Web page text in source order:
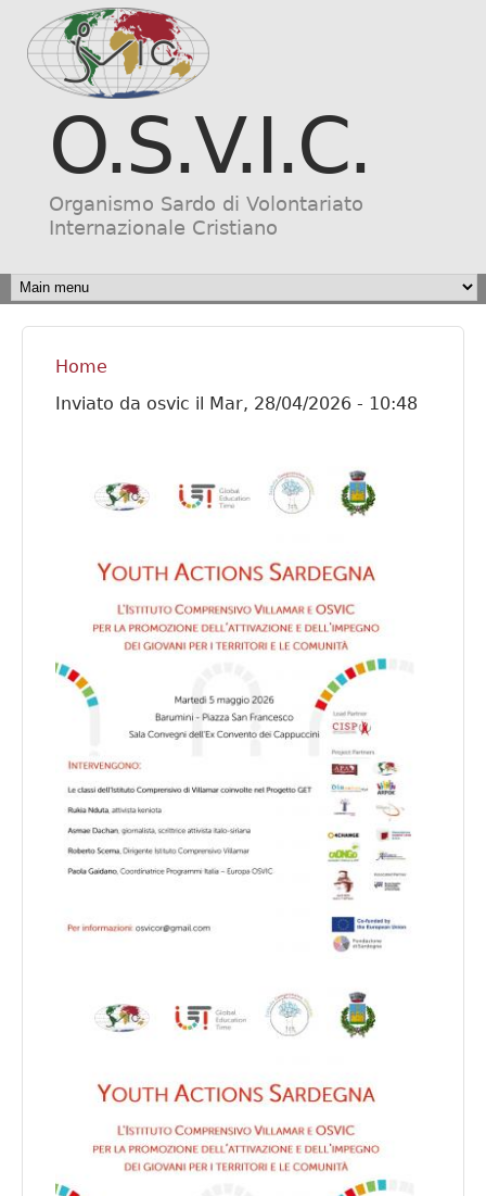
Salta al contenuto
principale
O.S.V.I.C.
Organismo Sardo di Volontariato
Internazionale Cristiano
MAIN MENU
Tu sei qui
Home
Inviato da osvic il Mar, 28/04/2026 - 10:48